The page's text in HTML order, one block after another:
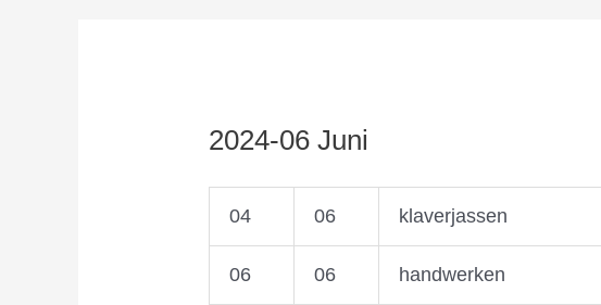
2024-06 Juni
04 06 klaverjassen
06 06 handwerken